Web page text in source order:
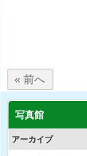
« 前へ
写真館
アーカイブ